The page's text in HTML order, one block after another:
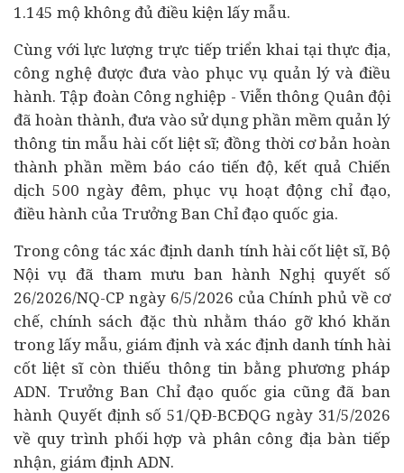
1.145 mộ không đủ điều kiện lấy mẫu.
Cùng với lực lượng trực tiếp triển khai tại thực địa,
công nghệ được đưa vào phục vụ quản lý và điều
hành. Tập đoàn Công nghiệp - Viễn thông Quân đội
đã hoàn thành, đưa vào sử dụng phần mềm quản lý
thông tin mẫu hài cốt liệt sĩ; đồng thời cơ bản hoàn
thành phần mềm báo cáo tiến độ, kết quả Chiến
dịch 500 ngày đêm, phục vụ hoạt động chỉ đạo,
điều hành của Trưởng Ban Chỉ đạo quốc gia.
Trong công tác xác định danh tính hài cốt liệt sĩ, Bộ
Nội vụ đã tham mưu ban hành Nghị quyết số
26/2026/NQ-CP ngày 6/5/2026 của Chính phủ về cơ
chế, chính sách đặc thù nhằm tháo gỡ khó khăn
trong lấy mẫu, giám định và xác định danh tính hài
cốt liệt sĩ còn thiếu thông tin bằng phương pháp
ADN. Trưởng Ban Chỉ đạo quốc gia cũng đã ban
hành Quyết định số 51/QĐ-BCĐQG ngày 31/5/2026
về quy trình phối hợp và phân công địa bàn tiếp
nhận, giám định ADN.